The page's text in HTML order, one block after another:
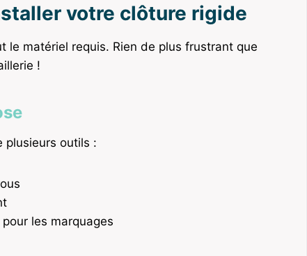
votre clôture rigide
le matériel requis. Rien de plus frustrant que
!
plusieurs outils :
les marquages